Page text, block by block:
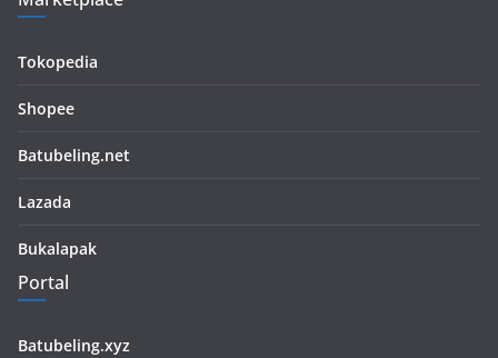
Tokopedia
Shopee
Batubeling.net
Lazada
Bukalapak
Portal
Batubeling.xyz